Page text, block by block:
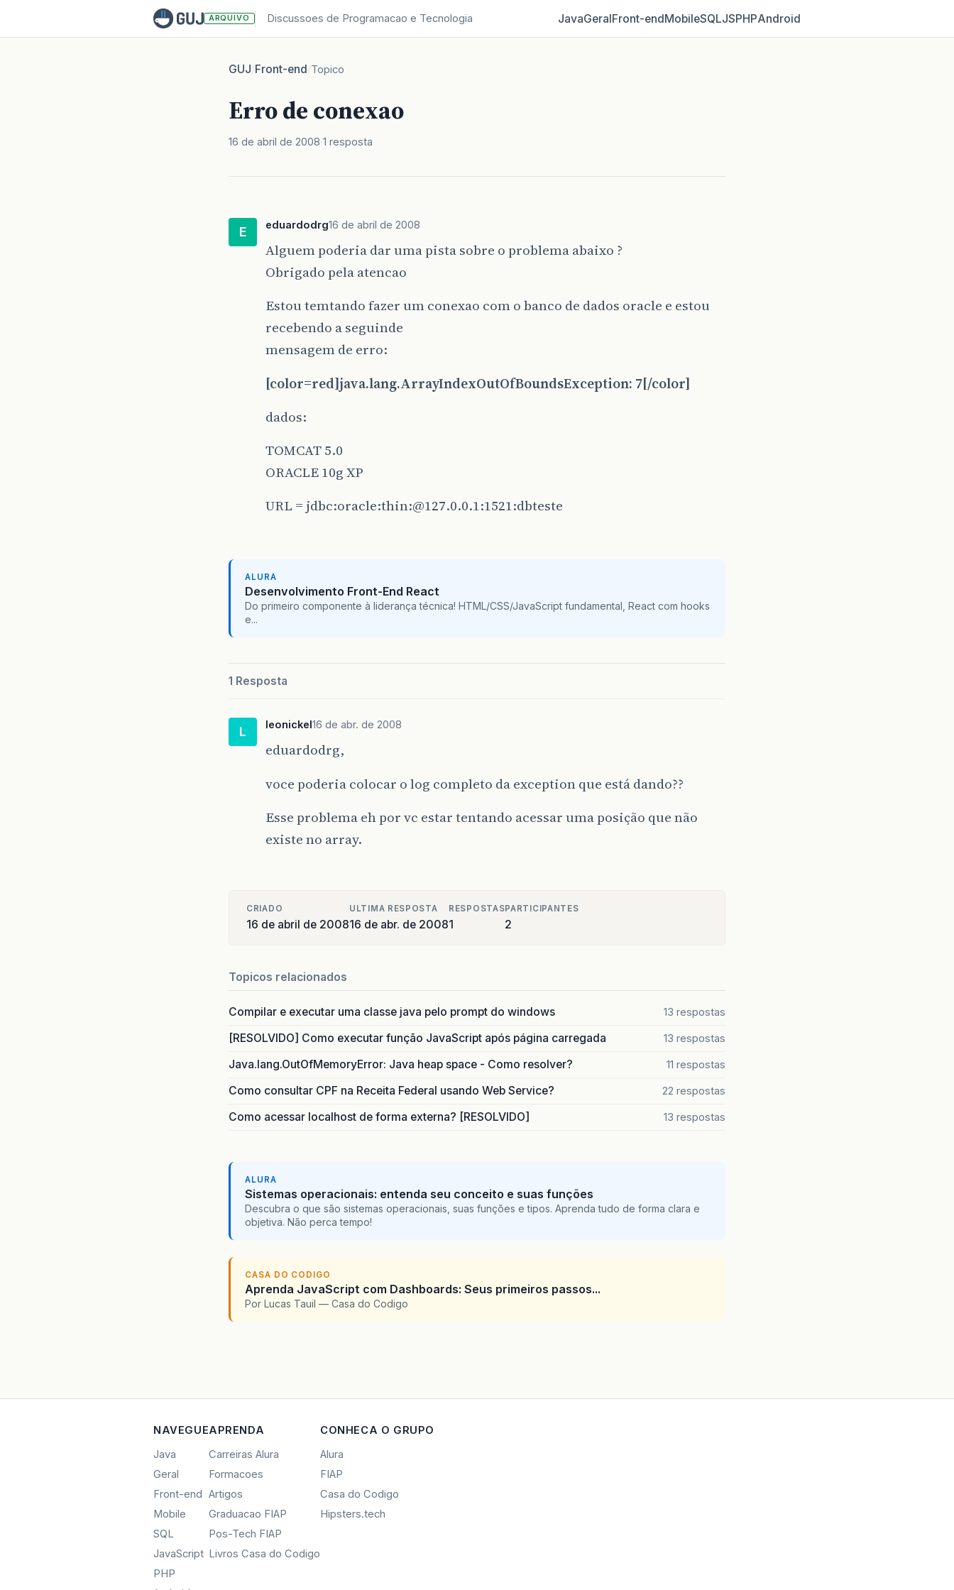
ARQUIVO Discussoes de Programacao e Tecnologia JavaGeralFront‑endMobileSQLJSPHPAndroid
GUJ/Front-end/Topico
Erro de conexao
16 de abril de 2008 1 resposta
E eduardodrg16 de abril de 2008
Alguem poderia dar uma pista sobre o problema abaixo ?
Obrigado pela atencao
Estou temtando fazer um conexao com o banco de dados oracle e estou
recebendo a seguinde
mensagem de erro:
[color=red]java.lang.ArrayIndexOutOfBoundsException: 7[/color]
dados:
TOMCAT 5.0
ORACLE 10g XP
URL = jdbc:oracle:thin:@127.0.0.1:1521:dbteste
ALURA
Desenvolvimento Front-End React
Do primeiro componente à liderança técnica! HTML/CSS/JavaScript fundamental, React com hooks
e...
1 Resposta
L leonickel16 de abr. de 2008
eduardodrg,
voce poderia colocar o log completo da exception que está dando??
Esse problema eh por vc estar tentando acessar uma posição que não
existe no array.
CRIADO
16 de abril de 2008
ULTIMA RESPOSTA
16 de abr. de 2008
RESPOSTAS
1
PARTICIPANTES
2
Topicos relacionados
Compilar e executar uma classe java pelo prompt do windows 13 respostas
[RESOLVIDO] Como executar função JavaScript após página carregada 13 respostas
Java.lang.OutOfMemoryError: Java heap space - Como resolver? 11 respostas
Como consultar CPF na Receita Federal usando Web Service? 22 respostas
Como acessar localhost de forma externa? [RESOLVIDO] 13 respostas
ALURA
Sistemas operacionais: entenda seu conceito e suas funções
Descubra o que são sistemas operacionais, suas funções e tipos. Aprenda tudo de forma clara e
objetiva. Não perca tempo!
CASA DO CODIGO
Aprenda JavaScript com Dashboards: Seus primeiros passos...
Por Lucas Tauil — Casa do Codigo
NAVEGUE
Java
Geral
Front-end
Mobile
SQL
JavaScript
PHP
APRENDA
Carreiras Alura
Formacoes
Artigos
Graduacao FIAP
Pos-Tech FIAP
Livros Casa do Codigo
CONHECA O GRUPO
Alura
FIAP
Casa do Codigo
Hipsters.tech